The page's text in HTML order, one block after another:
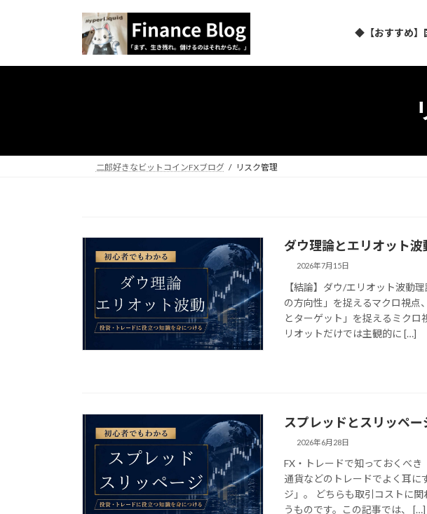
プ
動
◆【おすすめ】
二郎好きなビットコインFXブログ リスク管理
ダウ理論とエリオット波
2026年7月15日
【結論】ダウ/エリオット波動
の方向性」を捉えるマクロ視点
とターゲット」を捉えるミク
リオットだけでは主観的に […]
スプレッドとスリッペー
2026年6月28日
FX・トレードで知っておくべ
通貨などのトレードでよく耳に
ジ」。 どちらも取引コストに
うものです。この記事では、 […]